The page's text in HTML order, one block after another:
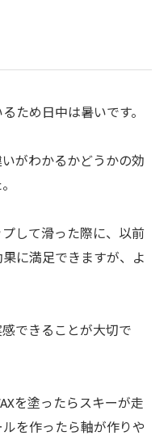
ため日中は暑いです。
がわかるかどうかの効
して滑った際に、以前
に満足できますが、よ
できることが大切で
を塗ったらスキーが走
を作ったら軸が作りや